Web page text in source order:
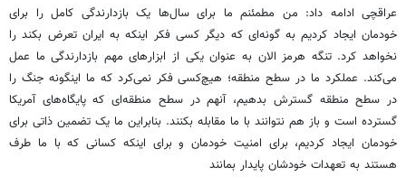
عراقچی ادامه داد: من مطمئنم ما برای سال‌ها یک بازدارندگی کامل را برای
خودمان ایجاد کردیم به گونه‌ای که دیگر کسی فکر اینکه به ایران تعرض بکند را
نخواهد کرد. تنگه هرمز الان به عنوان یکی از ابزارهای مهم بازدارندگی ما عمل
می‌کند. عملکرد ما در سطح منطقه؛ هیچ‌کسی فکر نمی‌کرد که ما اینگونه جنگ را
در سطح منطقه گسترش بدهیم، آنهم در سطح منطقه‌ای که پایگاه‌های آمریکا
گسترده است و باز هم نتوانند با ما مقابله بکنند. بنابراین ما یک تضمین ذاتی برای
خودمان ایجاد کردیم، برای امنیت خودمان و برای اینکه کسانی که با ما طرف
هستند به تعهدات خودشان پایدار بمانند